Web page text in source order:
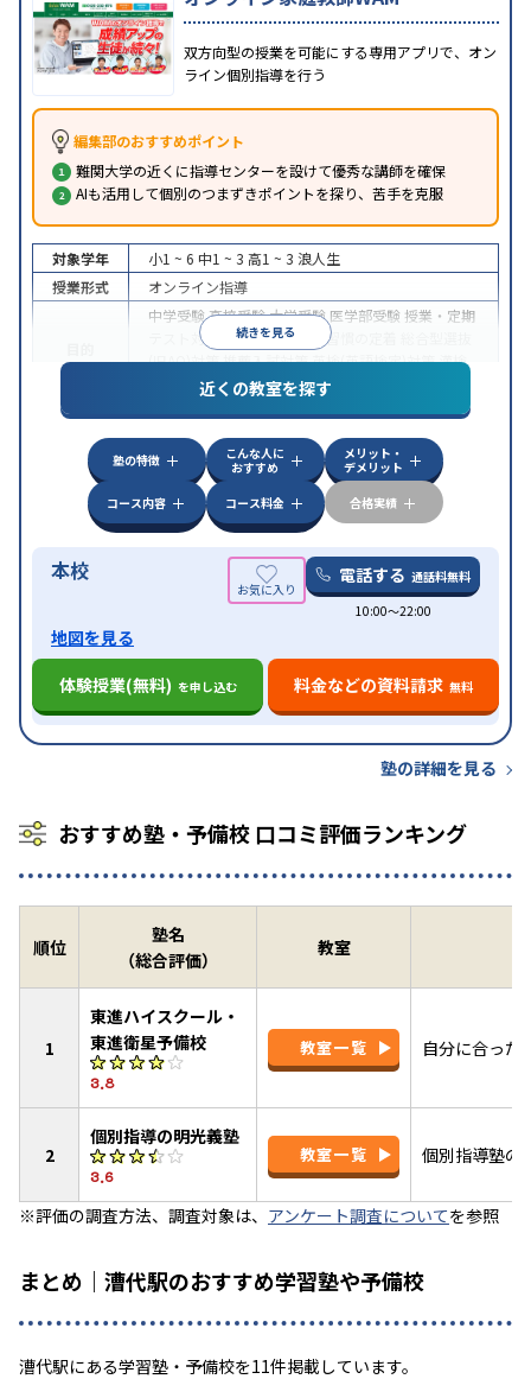
双方向型の授業を可能にする専用アプリで、オン
ライン個別指導を行う
編集部のおすすめポイント
難関大学の近くに指導センターを設けて優秀な講師を確保
AIも活用して個別のつまずきポイントを探り、苦手を克服
続きを見る
対象学年 小1 ~ 6 中1 ~ 3 高1 ~ 3 浪人生
授業形式
オンライン指導
中学受験高校受験大学受験 医学部受験 授業・定期
テスト対策
内申点対策 学習習慣の定着
(旧AO)対策推薦入試対策英検(英語検定)対策漢検
(漢字検定)対策
中高一貫校生に対応成績保証制度あり授業の振替
可能不登校生に対応学習にPC・タブレットを利用
オンライン対応1科目から受講可能
近くの教室を探す
塾の特徴
こんな人に
おすすめ
メリット・
デメリット
コース内容
コース料金 合格実績
本校 電話する 通話料無料
10:00〜22:00
地図を見る
体験授業(無料) を申し込む 料金などの資料請求 無料
塾の詳細を見る
おすすめ塾・予備校 口コミ評価ランキング
順位
塾名
（総合評価）
教室
1
東進ハイスクール・
東進衛星予備校
3.8
教室一覧 自分に合った
2
個別指導の明光義塾
3.6
教室一覧 個別指導塾の
※評価の調査方法、調査対象は、 アンケート調査についてを参照
まとめ｜漕代駅のおすすめ学習塾や予備校
漕代駅にある学習塾・予備校を11件掲載しています。